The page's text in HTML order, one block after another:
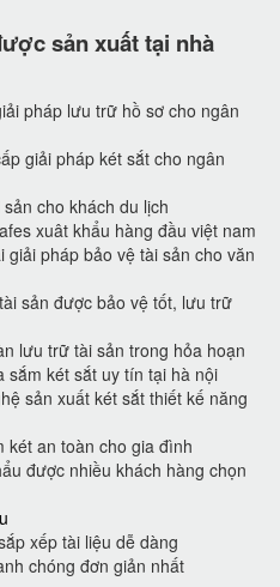
sản xuất tại nhà
pháp lưu trữ hồ sơ cho ngân
giải pháp két sắt cho ngân
cho khách du lịch
xuât khẩu hàng đầu việt nam
giải pháp bảo vệ tài sản cho văn
sản được bảo vệ tốt, lưu trữ
lưu trữ tài sản trong hỏa hoạn
sắm két sắt uy tín tại hà nội
sản xuất két sắt thiết kế năng
két an toàn cho gia đình
được nhiều khách hàng chọn
xếp tài liệu dễ dàng
chóng đơn giản nhất